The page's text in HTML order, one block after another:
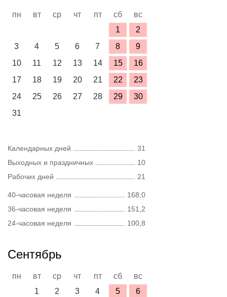
пн вт ср чт пт сб
вс
1
2
3
4 5 6 7 8
9
10
11 12 13 14 15
16
17
18 19 20 21 22
23
24
25 26 27 28 29
30
31
Календарных дней
31
Выходных и праздничных
10
Рабочих дней
21
40-часовая неделя
168,0
36-часовая неделя
151,2
24-часовая неделя
100,8
Сентябрь
пн вт ср чт пт сб
вс
1
2 3 4 5
6